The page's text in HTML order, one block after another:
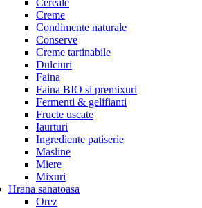
Cereale
Creme
Condimente naturale
Conserve
Creme tartinabile
Dulciuri
Faina
Faina BIO si premixuri
Fermenti & gelifianti
Fructe uscate
Iaurturi
Ingrediente patiserie
Masline
Miere
Mixuri
Hrana sanatoasa
Orez